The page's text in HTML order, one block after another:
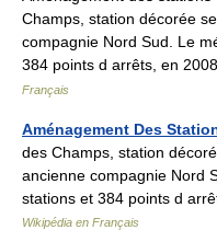
Champs, station décorée
compagnie Nord Sud. Le
384 points d arrêts, en
Français
Aménagement Des
des Champs, station
ancienne compagnie Nord
stations et 384 points d
Wikipédia en Français